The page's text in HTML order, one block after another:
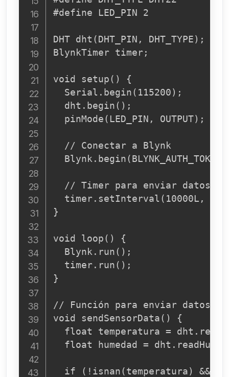
#define LED_PIN 2
DHT dht(DHT_PIN, DHT_TYPE);
BlynkTimer timer;
void setup() {
  Serial.begin(115200);
  dht.begin();
  pinMode(LED_PIN, OUTPUT);
  // Conectar a Blynk
// Timer para enviar datos
timer.setInterval(10000L,
}
void loop() {
  Blynk.run();
  timer.run();
}
// Función para enviar datos
void sendSensorData() {
float temperatura =
float humedad =
if (!isnan(temperatura) &&